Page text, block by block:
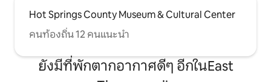
Hot Springs County Museum & Cultural Center
คนท้องถิ่น 12 คนแนะนำ
ยังมีที่พักตากอากาศดีๆ อีกในEast